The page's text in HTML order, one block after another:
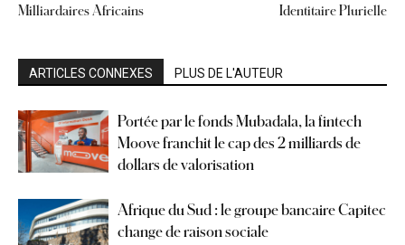
Milliardaires Africains
Identitaire Plurielle
ARTICLES CONNEXES PLUS DE L'AUTEUR
Portée par le fonds Mubadala, la fintech
Moove franchit le cap des 2 milliards de
dollars de valorisation
Afrique du Sud : le groupe bancaire Capitec
change de raison sociale